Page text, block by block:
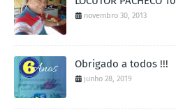
novembro 30, 2013
Obrigado a todos !!!
junho 28, 2019